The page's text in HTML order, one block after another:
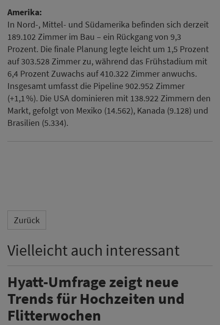
Amerika:
In Nord-, Mittel- und Südamerika befinden sich derzeit
189.102 Zimmer im Bau – ein Rückgang von 9,3
Prozent. Die finale Planung legte leicht um 1,5 Prozent
auf 303.528 Zimmer zu, während das Frühstadium mit
6,4 Prozent Zuwachs auf 410.322 Zimmer anwuchs.
Insgesamt umfasst die Pipeline 902.952 Zimmer
(+1,1 %). Die USA dominieren mit 138.922 Zimmern den
Markt, gefolgt von Mexiko (14.562), Kanada (9.128) und
Brasilien (5.334).
Zurück
Vielleicht auch interessant
Hyatt-Umfrage zeigt neue
Trends für Hochzeiten und
Flitterwochen